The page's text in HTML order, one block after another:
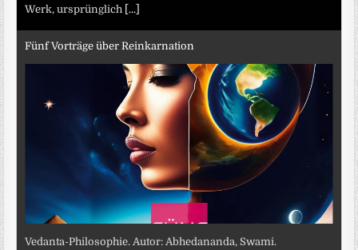
Werk, ursprünglich
[...]
Fünf Vorträge über Reinkarnation
Vedanta-Philosophie. Autor: Abhedananda, Swami.